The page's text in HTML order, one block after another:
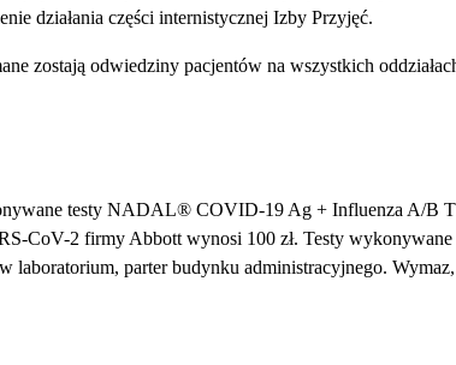
działania części internistycznej Izby Przyjęć.
zostają odwiedziny pacjentów na wszystkich
testy NADAL® COVID-19 Ag + Influenza A/B
CoV-2 firmy Abbott wynosi 100 zł. Testy
laboratorium, parter budynku administracyjnego.